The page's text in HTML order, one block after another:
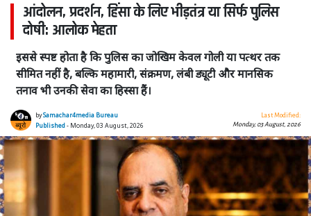
आंदोलन, प्रदर्शन, हिंसा के लिए भीड़तंत्र या सिर्फ पुलिस
दोषी: आलोक मेहता
इससे स्पष्ट होता है कि पुलिस का जोखिम केवल गोली या पत्थर तक
सीमित नहीं है, बल्कि महामारी, संक्रमण, लंबी ड्यूटी और मानसिक
तनाव भी उनकी सेवा का हिस्सा हैं।
bySamachar4media Bureau
Published- Monday, 03 August, 2026
Last Modified:
Monday, 03 August, 2026